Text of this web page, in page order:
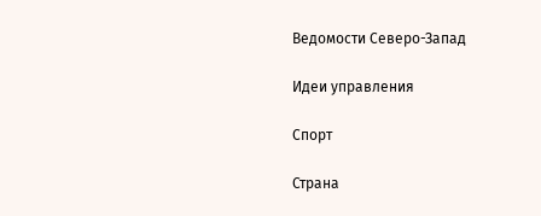
Ведомости Северо-Запад
Идеи управления
Спорт
Страна